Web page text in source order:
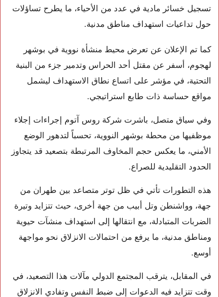
تسجيل خسائر مادية في عدد من الأحياء، ما يطرح تساؤلات
حول تداعيات استهداف مناطق مدنية.
كما تم الإعلان عن تعرض محيط منشأة نووية في بوشهر
لهجوم، أسفر عن مقتل أحد الحراس وتدمير جزء من البنية
التحتية، في مؤشر على اتساع نطاق الاستهداف ليشمل
مواقع حساسة ذات طابع استراتيجي.
وفي سياق متصل، باشرت شركة روس آتوم إجراءات إجلاء
موظفيها من محطة بوشهر النووية، تحسباً لتدهور الوضع
الأمني، ما يعكس حجم المخاوف المرتبطة بتصعيد قد يتجاوز
الحدود التقليدية للصراع.
هذه التطورات تأتي في ظل توتر متصاعد بين طهران من
جهة، وواشنطن وتل أبيب من جهة أخرى، حيث تتزايد وتيرة
الضربات المتبادلة، مع انتقالها إلى استهداف منشآت حيوية
ومناطق مدنية، ما يرفع من احتمالات الانزلاق نحو مواجهة
أوسع.
في المقابل، يترقب المجتمع الدولي مآلات هذا التصعيد، في
وقت تتزايد فيه الدعوات إلى ضبط النفس وتفادي الانزلاق